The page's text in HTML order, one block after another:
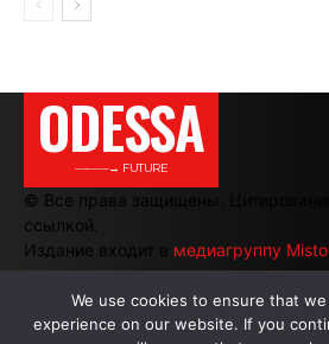
ODESSA
———→ FUTURE
© Все права защищены.
ссылкой.
Издание входит в медиагруппу
АВТОРЫ |
We use cookies to ensure that
experience on our website. If you